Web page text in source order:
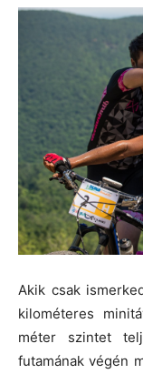
Akik csak
kilométeres
méter szintet
futamának végén